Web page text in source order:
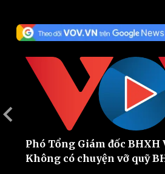
Thế giới
Phó Tổng Giám đốc BHXH
Không có chuyện vỡ quỹ